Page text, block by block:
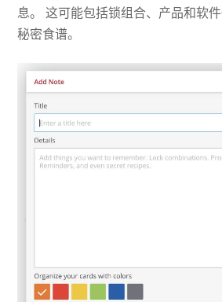
息。 这可能包括锁组合、产品和软
秘密食谱。